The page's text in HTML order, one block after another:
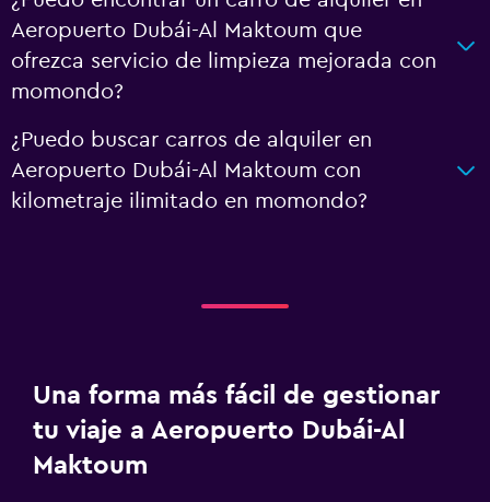
Aeropuerto Dubái-Al Maktoum que
ofrezca servicio de limpieza mejorada con
momondo?
¿Puedo buscar carros de alquiler en
Aeropuerto Dubái-Al Maktoum con
kilometraje ilimitado en momondo?
Una forma más fácil de gestionar
tu viaje a Aeropuerto Dubái-Al
Maktoum